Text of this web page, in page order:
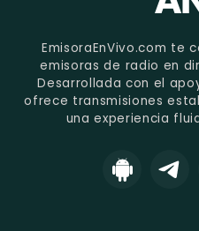
EmisoraEnVivo.com te
emisoras de radio en
Desarrollada con el
ofrece transmisiones
una experiencia